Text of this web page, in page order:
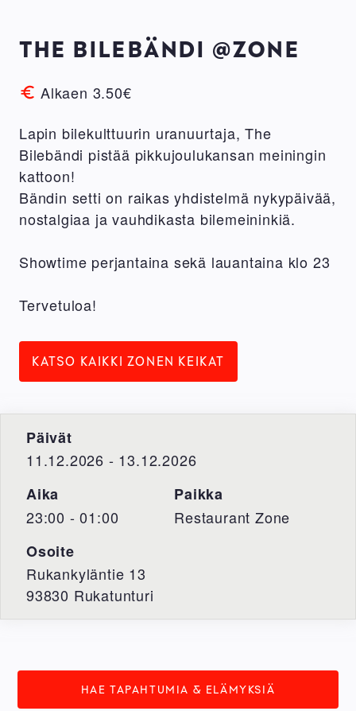
THE BILEBÄNDI @ZONE
Alkaen 3.50€
Lapin bilekulttuurin uranuurtaja, The
Bilebändi pistää pikkujoulukansan meiningin
kattoon!
Bändin setti on raikas yhdistelmä nykypäivää,
nostalgiaa ja vauhdikasta bilemeininkiä.
Showtime perjantaina sekä lauantaina klo 23
Tervetuloa!
KATSO KAIKKI ZONEN KEIKAT
Päivät
11.12.2026 - 13.12.2026
Aika
23:00 - 01:00
Paikka
Restaurant Zone
Osoite
Rukankyläntie 13
93830 Rukatunturi
HAE TAPAHTUMIA & ELÄMYKSIÄ